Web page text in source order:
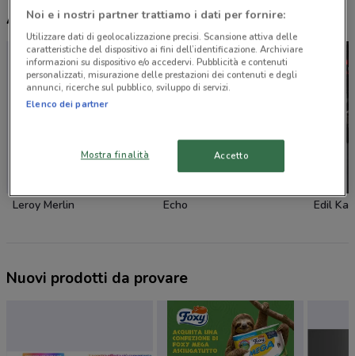
Altri volantini nelle vicinanze
Leroy Merlin Echo Edil
Nuovi prodotti da provare
Noi e i nostri partner trattiamo i dati per fornire:
Utilizzare dati di geolocalizzazione precisi. Scansione attiva delle
caratteristiche del dispositivo ai fini dell’identificazione. Archiviare
informazioni su dispositivo e/o accedervi. Pubblicità e contenuti
personalizzati, misurazione delle prestazioni dei contenuti e degli
annunci, ricerche sul pubblico, sviluppo di servizi.
Elenco dei partner
Mostra finalità Accetto